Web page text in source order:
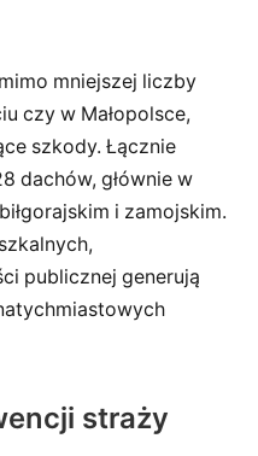
mniejszej liczby
czy w Małopolsce,
szkody. Łącznie
dachów, głównie w
i zamojskim.
publicznej generują
straży